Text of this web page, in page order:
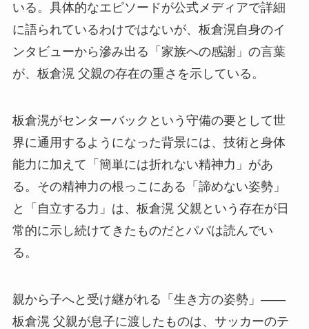
いる。具体的なエピソードが公式メディアで詳細
に語られているわけではないが、板倉滉自身のイ
ンタビューから滲み出る「家族への感謝」の言葉
が、板倉滉 父親の存在の重さを示している。
板倉滉がセンターバックという守備の要として世
界に通用するようになった背景には、技術と身体
能力に加えて「簡単には折れない精神力」があ
る。その精神力の根っこにある「諦めない姿勢」
と「自立する力」は、板倉滉 父親という存在が日
常的に示し続けてきたものだとパパは読んでい
る。
親から子へと受け継がれる「生き方の姿勢」——
板倉滉 父親が息子に渡したものは、サッカーのテ